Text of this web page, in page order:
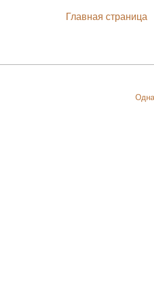
Главная страница